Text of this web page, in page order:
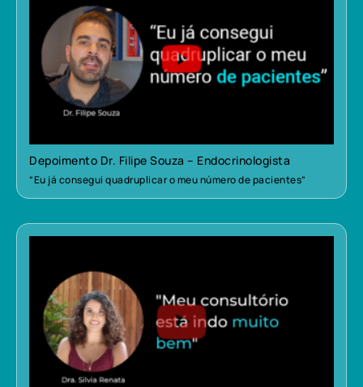
Depoimento Dr. Filipe Souza – Endocrinologista
“Eu já consegui quadruplicar o meu número de pacientes”